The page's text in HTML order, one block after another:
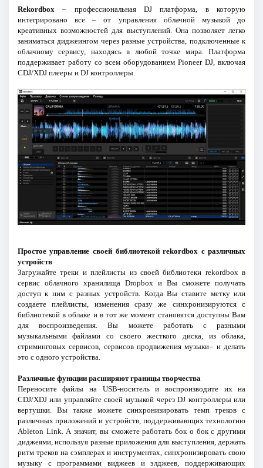
Rekordbox– профессиональная DJ платформа, в которую
интегрировано все – от управления облачной музыкой до
креативных возможностей для выступлений. Она позволяет легко
заниматься диджеингом через разные устройства, подключенные к
облачному сервису, находясь в любой точке мира. Платформа
поддерживает работу со всем оборудованием Pioneer DJ, включая
CDJ/XDJ плееры и DJ контроллеры.
Простое управление своей библиотекой rekordbox с различных
устройств
Загружайте треки и плейлисты из своей библиотеки rekordbox в
сервис облачного хранилища Dropbox и Вы сможете получать
доступ к ним с разных устройств. Когда Вы ставите метку или
создаете плейлисты, изменения сразу же синхронизируются с
библиотекой в облаке и в тот же момент становятся доступны Вам
для воспроизведения. Вы можете работать с разными
музыкальными файлами со своего жесткого диска, из облака,
стриминговых сервисов, сервисов продвижения музыки– и делать
это с одного устройства.
Различные функции расширяют границы творчества
Переносите файлы на USB-носитель и воспроизводите их на
CDJ/XDJ или управляйте своей музыкой через DJ контроллеры или
вертушки. Вы также можете синхронизировать темп треков с
различных приложений и устройств, поддерживающих технологию
Ableton Link. А значит, вы сможете работать бок о бок с другими
диджеями, используя разные приложения для выступления, держать
ритм треков на сэмплерах и инструментах, синхронизировать свою
музыку с программами виджеев и элджеев, поддерживающих